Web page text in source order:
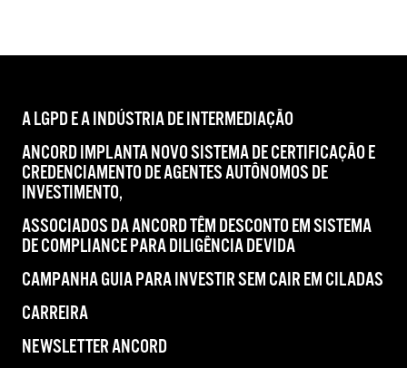
A LGPD E A INDÚSTRIA DE INTERMEDIAÇÃO
ANCORD IMPLANTA NOVO SISTEMA DE CERTIFICAÇÃO E
CREDENCIAMENTO DE AGENTES AUTÔNOMOS DE
INVESTIMENTO,
ASSOCIADOS DA ANCORD TÊM DESCONTO EM SISTEMA
DE COMPLIANCE PARA DILIGÊNCIA DEVIDA
CAMPANHA GUIA PARA INVESTIR SEM CAIR EM CILADAS
CARREIRA
NEWSLETTER ANCORD